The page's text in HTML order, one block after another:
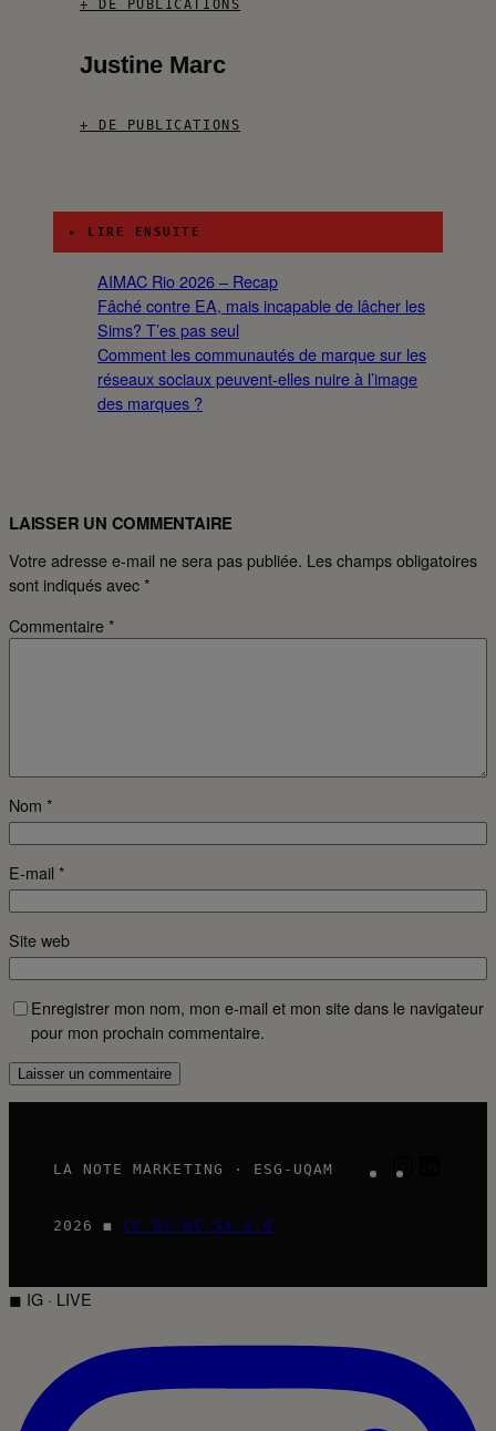
+ DE PUBLICATIONS
Justine Marc
+ DE PUBLICATIONS
▸ LIRE ENSUITE
AIMAC Rio 2026 – Recap
Fâché contre EA, mais incapable de lâcher les
Sims? T’es pas seul
Comment les communautés de marque sur les
réseaux sociaux peuvent-elles nuire à l’image
des marques ?
LAISSER UN COMMENTAIRE
Votre adresse e-mail ne sera pas publiée. Les champs obligatoires
sont indiqués avec*
Commentaire*
Nom *
E-mail *
Site web
Enregistrer mon nom, mon e-mail et mon site dans le navigateur
pour mon prochain commentaire.
LA NOTE MARKETING · ESG-UQAM
2026 ◼ CC BY-NC-SA 4.0
◼ IG · LIVE